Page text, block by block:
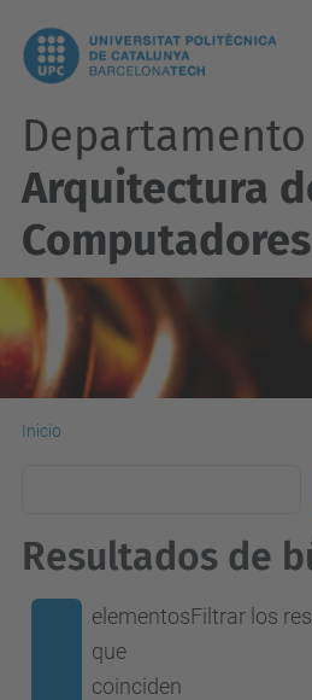
Arquitectura
Computadores
Inicio
Resultados de
elementos
que
coinciden
Filtrar los